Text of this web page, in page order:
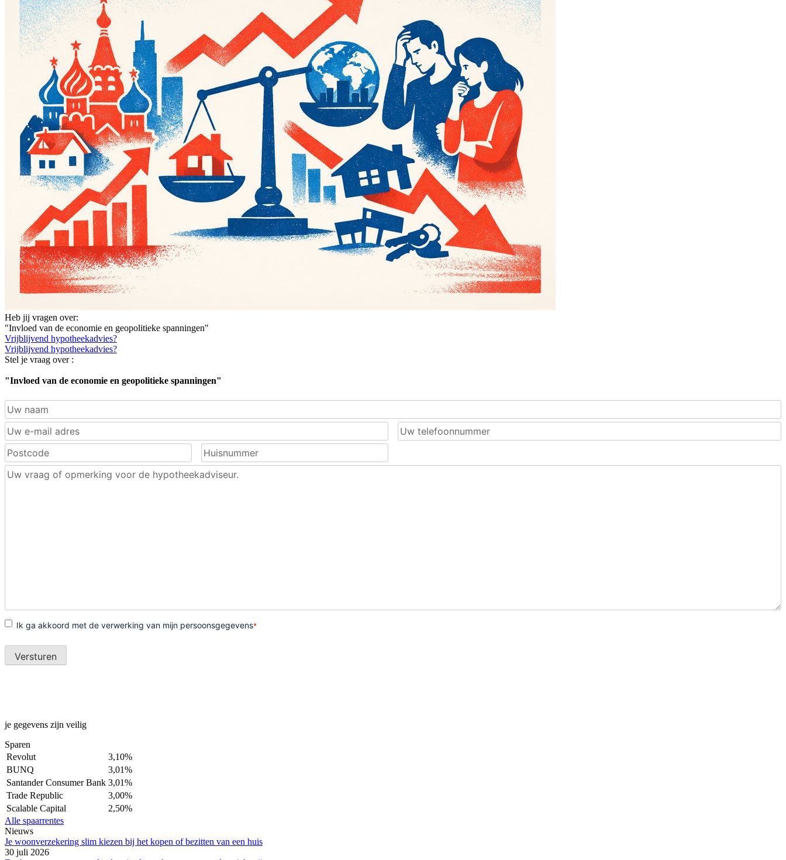
Heb jij vragen over:
"Invloed van de economie en geopolitieke spanningen"
Vrijblijvend hypotheekadvies?
Vrijblijvend hypotheekadvies?
Stel je vraag over :
"Invloed van de economie en geopolitieke spanningen"
je gegevens zijn veilig
Sparen
Revolut
3,10%
BUNQ
3,01%
Santander Consumer Bank 3,01%
Trade Republic
3,00%
Scalable Capital
2,50%
Alle spaarrentes
Nieuws
Je woonverzekering slim kiezen bij het kopen of bezitten van een huis
30 juli 2026